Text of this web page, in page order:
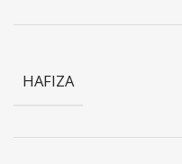
HAFIZA